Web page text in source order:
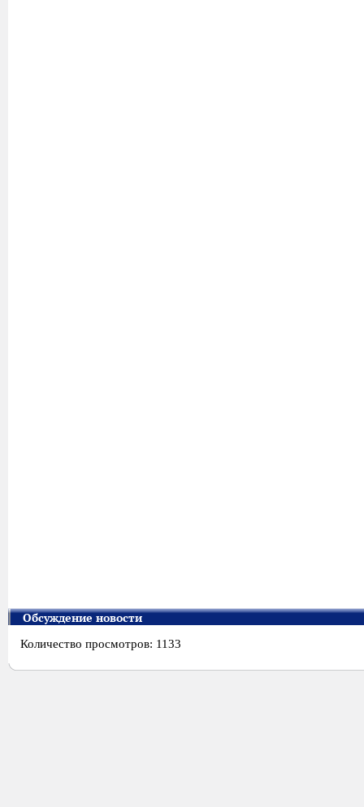
Обсуждение новости
Количество просмотров: 1133